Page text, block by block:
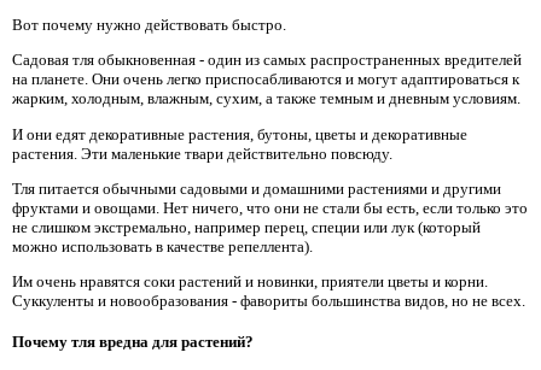
Вот почему нужно действовать быстро.
Садовая тля обыкновенная - один из самых распространенных вредителей
на планете. Они очень легко приспосабливаются и могут адаптироваться к
жарким, холодным, влажным, сухим, а также темным и дневным условиям.
И они едят декоративные растения, бутоны, цветы и декоративные
растения. Эти маленькие твари действительно повсюду.
Тля питается обычными садовыми и домашними растениями и другими
фруктами и овощами. Нет ничего, что они не стали бы есть, если только это
не слишком экстремально, например перец, специи или лук (который
можно использовать в качестве репеллента).
Им очень нравятся соки растений и новинки, приятели цветы и корни.
Суккуленты и новообразования - фавориты большинства видов, но не всех.
Почему тля вредна для растений?